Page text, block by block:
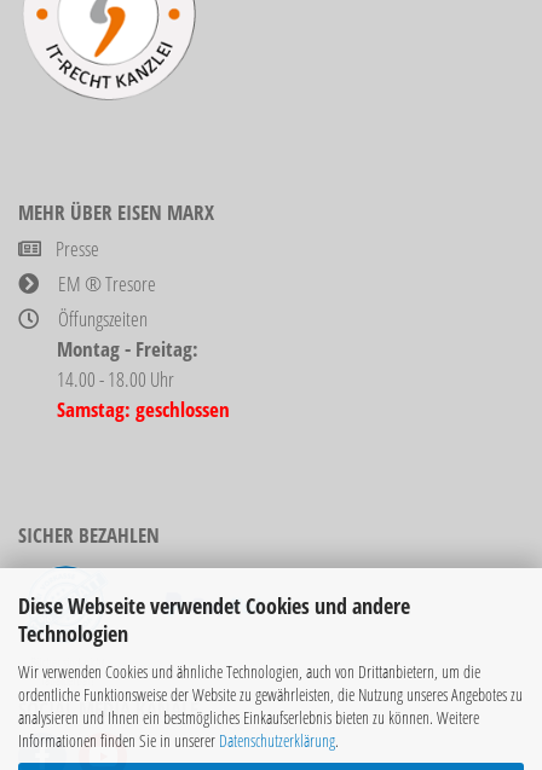
Diese Webseite verwendet Cookies und andere
Technologien
Wir verwenden Cookies und ähnliche Technologien, auch von Drittanbietern, um die
ordentliche Funktionsweise der Website zu gewährleisten, die Nutzung unseres Angebotes zu
analysieren und Ihnen ein bestmögliches Einkaufserlebnis bieten zu können. Weitere
Informationen finden Sie in unserer Datenschutzerklärung.
MEHR ÜBER EISEN MARX
Presse
EM ® Tresore
Öffungszeiten
Montag - Freitag:
14.00 - 18.00 Uhr
Samstag: geschlossen
SICHER BEZAHLEN
Bücher sind nicht
rabattierbar!
SOCIAL MEDIA KANÄLE